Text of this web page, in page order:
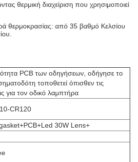
θερμική διαχείριση που χρησιμοποιεί
θερμοκρασίας: από 35 βαθμό Κελσίου
PCB των οδηγήσεων, οδήγησε το
τοποθετεί όπισθεν τις
για τον οδικό λαμπτήρα
CR120
gasket+PCB+Led 30W Lens+